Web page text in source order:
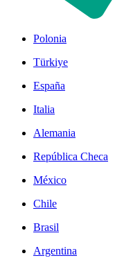
Polonia
Türkiye
España
Italia
Alemania
República Checa
México
Chile
Brasil
Argentina